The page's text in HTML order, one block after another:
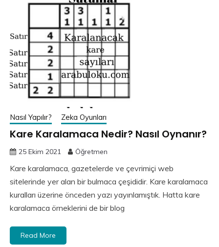
Nasıl Yapılır? Zeka Oyunları
Kare Karalamaca Nedir? Nasıl Oynanır?
25 Ekim 2021 Öğretmen
Kare karalamaca, gazetelerde ve çevrimiçi web
sitelerinde yer alan bir bulmaca çeşididir. Kare karalamaca
kuralları üzerine önceden yazı yayınlamıştık. Hatta kare
karalamaca örneklerini de bir blog
Read More